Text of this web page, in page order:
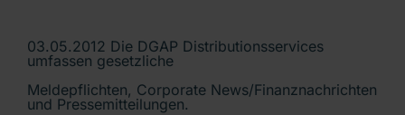
03.05.2012 Die DGAP Distributionsservices
umfassen gesetzliche
Meldepflichten, Corporate News/Finanznachrichten
und Pressemitteilungen.